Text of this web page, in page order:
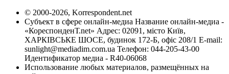
© 2000-2026, Korrespondent.net
Субъект в сфере онлайн-медиа Название онлайн-медиа -
«КореспонденТ.net» Адрес: 02091, місто Київ,
ХАРКІВСЬКЕ ШОСЕ, будинок 172-Б, офіс 208/1 E-mail:
sunlight@mediadim.com.ua Телефон: 044-205-43-00
Идентификатор медиа - R40-06068
Использование любых материалов, размещённых на